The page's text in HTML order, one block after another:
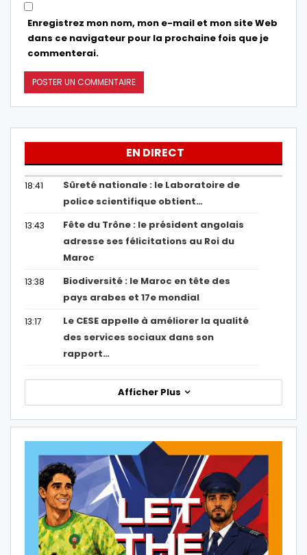
Enregistrez mon nom, mon e-mail et mon site Web
dans ce navigateur pour la prochaine fois que je
commenterai.
EN DIRECT
18:41
Sûreté nationale : le Laboratoire de
police scientifique obtient…
13:43
Fête du Trône : le président angolais
adresse ses félicitations au Roi du
Maroc
13:38
Biodiversité : le Maroc en tête des
pays arabes et 17e mondial
13:17
Le CESE appelle à améliorer la qualité
des services sociaux dans son
rapport…
Afficher Plus